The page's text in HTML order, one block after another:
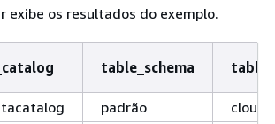
exibe os resultados do exemplo.
table_schema
padrão